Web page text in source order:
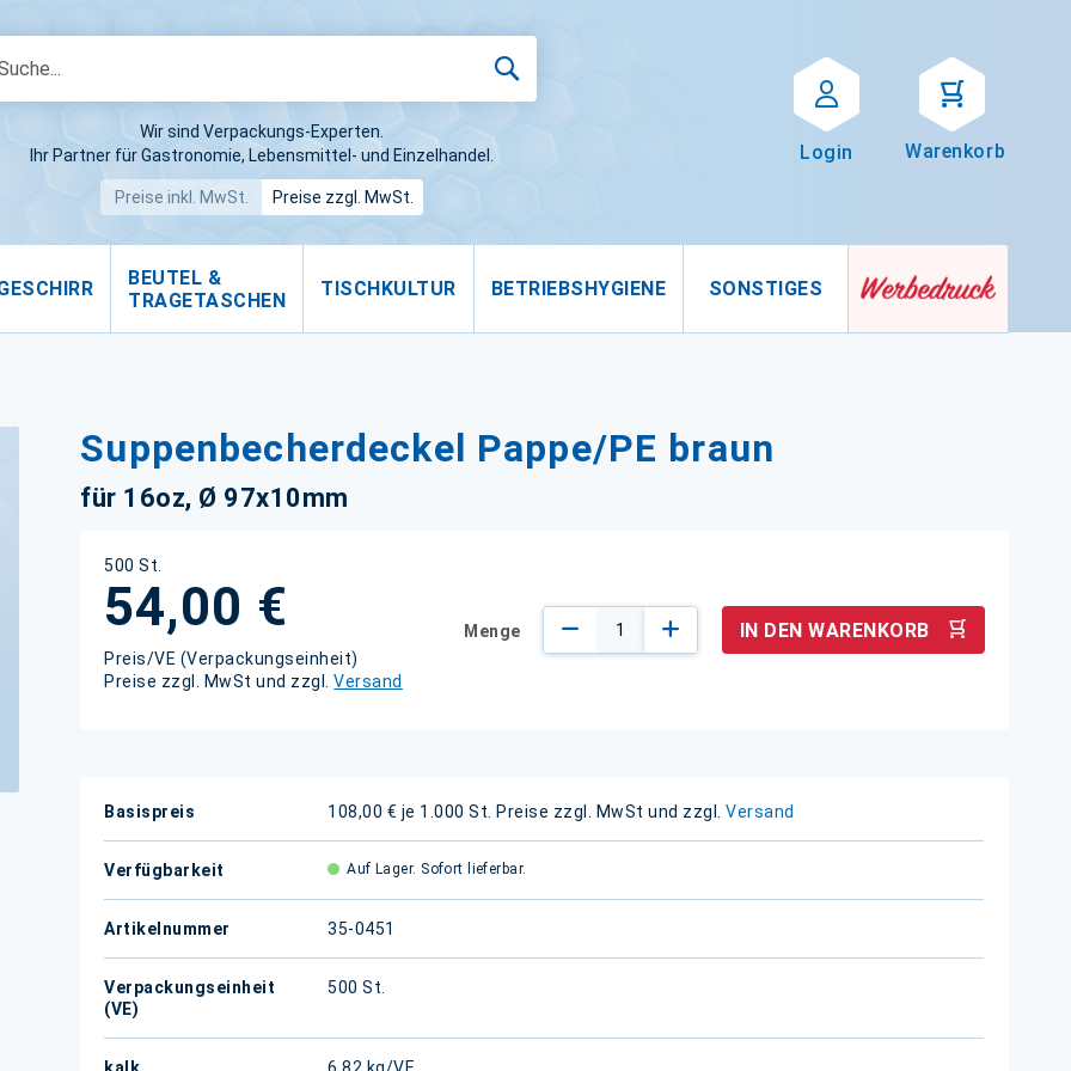
Wir sind Verpackungs-Experten.
Ihr Partner für Gastronomie, Lebensmittel- und Einzelhandel.
Preise inkl. MwSt. Preise zzgl. MwSt.
Login Warenkorb
BEUTEL &
TRAGETASCHEN
TISCHKULTUR BETRIEBSHYGIENE SONSTIGES
Suppenbecherdeckel Pappe/PE braun
für 16oz, Ø 97x10mm
500 St.
54,00 €
Preis/VE (Verpackungseinheit)
Preise zzgl. MwSt und zzgl.Versand
Menge IN DEN WARENKORB
Weitere
Basispreis 108,00 € je 1.000 St. Preise zzgl. MwSt und zzgl.Versand
Verfügbarkeit Auf Lager. Sofort lieferbar.
Artikelnummer 35-0451
Verpackungseinheit
(VE)
500 St.